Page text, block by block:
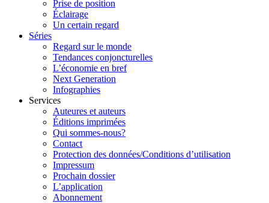
Prise de position
Éclairage
Un certain regard
Séries
Regard sur le monde
Tendances conjoncturelles
L’économie en bref
Next Generation
Infographies
Services
Auteures et auteurs
Éditions imprimées
Qui sommes-nous?
Contact
Protection des données/Conditions d’utilisation
Impressum
Prochain dossier
L’application
Abonnement